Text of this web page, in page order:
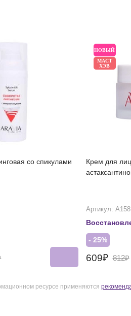
со спикулами
НОВЫЙ
МАСТ
ХЭВ
Крем для
Артикул: А158
- 25%
609₽ 812₽
ресурсе применяются